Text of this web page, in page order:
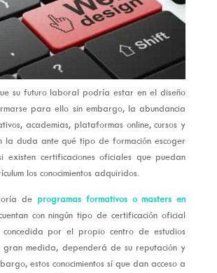
su futuro laboral podría estar en el diseño
para ello sin embargo, la abundancia
academias, plataformas online, cursos y
la duda ante qué tipo de formación escoger
existen certificaciones oficiales que puedan
los conocimientos adquiridos.
de programas formativos o masters en
con ningún tipo de certificación oficial
por el propio centro de estudios
gran medida, dependerá de su reputación y
estos conocimientos sí que dan acceso a